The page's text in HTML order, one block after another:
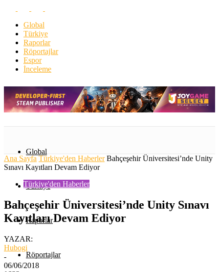
Global
Türkiye
Raporlar
Röportajlar
Espor
İnceleme
Global
Türkiye
Raporlar
Röportajlar
Ana Sayfa Türkiye'den Haberler Bahçeşehir Üniversitesi’nde Unity
Sınavı Kayıtları Devam Ediyor
Türkiye'den Haberler
Bahçeşehir Üniversitesi’nde Unity Sınavı
Kayıtları Devam Ediyor
YAZAR:
Hubogi
-
06/06/2018